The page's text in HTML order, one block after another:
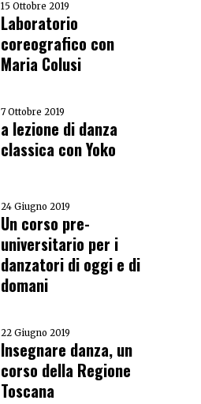
15 Ottobre 2019
Laboratorio
coreografico con
Maria Colusi
7 Ottobre 2019
a lezione di danza
classica con Yoko
24 Giugno 2019
Un corso pre-
universitario per i
danzatori di oggi e di
domani
22 Giugno 2019
Insegnare danza, un
corso della Regione
Toscana